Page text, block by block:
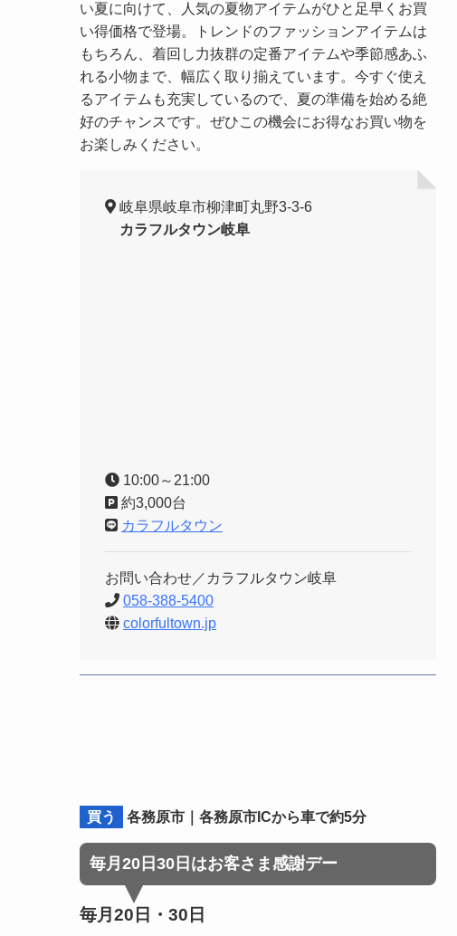
い夏に向けて、人気の夏物アイテムがひと足早くお買
い得価格で登場。トレンドのファッションアイテムは
もちろん、着回し力抜群の定番アイテムや季節感あふ
れる小物まで、幅広く取り揃えています。今すぐ使え
るアイテムも充実しているので、夏の準備を始める絶
好のチャンスです。ぜひこの機会にお得なお買い物を
お楽しみください。
岐阜県岐阜市柳津町丸野3-3-6
カラフルタウン岐阜
10:00～21:00
約3,000台
カラフルタウン
お問い合わせ／カラフルタウン岐阜
058-388-5400
colorfultown.jp
買う 各務原市｜各務原市ICから車で約5分
毎月20日30日はお客さま感謝デー
毎月20日・30日